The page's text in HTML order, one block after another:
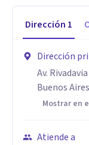
Dirección 1
Dirección
Av.
Buenos Aires
Mostrar en
Atiende a